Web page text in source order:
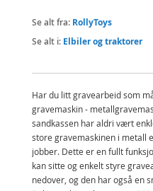
Se alt fra: RollyToys
Se alt i: Elbiler og traktorer
Har du litt gravearbeid som
gravemaskin -
sandkassen har aldri vært
store gravemaskinen i metall
jobber. Dette er en fullt
kan sitte og enkelt styre
nedover, og den har også en